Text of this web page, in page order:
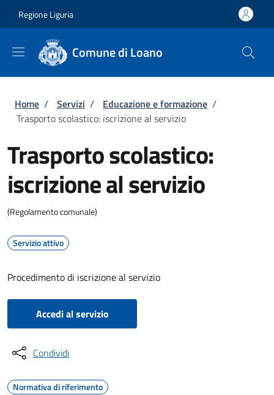
Regione Liguria
Comune di Loano
Briciole di pane
Home / Servizi / Educazione e formazione /
Trasporto scolastico: iscrizione al servizio
Trasporto scolastico:
iscrizione al servizio
(Regolamento comunale)
Servizio attivo
Procedimento di iscrizione al servizio
Accedi al servizio
Condividi
Normativa di riferimento